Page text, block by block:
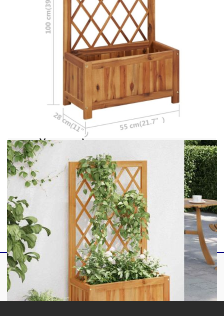
вашата градина, вътрешен двор или тераса.
Плантерът е изработен от масивна акациева
дървесина с маслен финиш, който кара богатия
ѝ естествен цвят да изпъкне и я прави
устойчива на атмосферни влияния. Плантерът
има семпъл рустик дизайн и ще добави нотка
естествен чар към вашето открито жилищно
пространство. Градинският плантер има голям
сандък за цветя, който може да побере
значителен брой растения и цветя. Вградената
пергола ще добави великолепен, декоративен
ефект, когато е покрита с красиви увивни
растения. Имайте предвид, че дървесината е
естествен материал и може да има някои
несъвършенства.
Материал: Акация масив със светъл маслен
финиш
Размери: 55 x 28 x 100 см (Д x Ш x В)
Поцинковани крепежи
Необходим е монтаж